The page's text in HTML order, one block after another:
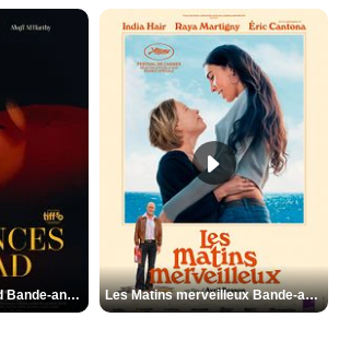
Les Silences de Riyad Bande-annonce VO STFR Les Matins merveilleux Bande-annonce VF